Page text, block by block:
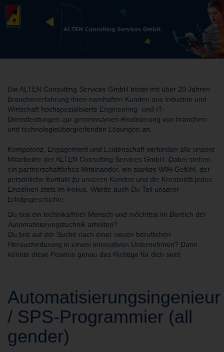
Die ALTEN Consulting Services GmbH bietet mit über 20 Jahren
Branchenerfahrung ihren namhaften Kunden aus Industrie und
Wirtschaft hochspezialisierte Engineering- und IT-
Dienstleistungen zur gemeinsamen Realisierung von branchen-
und technologieübergreifenden Lösungen an.
Kompetenz, Engagement und Leidenschaft verbinden alle unsere
Mitarbeiter der ALTEN Consulting Services GmbH. Dabei stehen
ein partnerschaftliches Miteinander, ein starkes WIR-Gefühl, der
persönliche Kontakt zu unseren Kunden und die Kreativität jedes
Einzelnen stets im Fokus. Werde auch Du Teil unserer
Erfolgsgeschichte.
Du bist ein technikaffiner Mensch und möchtest im Bereich der
Automatisierungstechnik arbeiten?
Du bist auf der Suche nach einer neuen beruflichen
Herausforderung in einem innovativen Unternehmen? Dann
könnte diese Position genau das Richtige für dich sein!
Automatisierungsingenieur
/ SPS-Programmier (all
gender)